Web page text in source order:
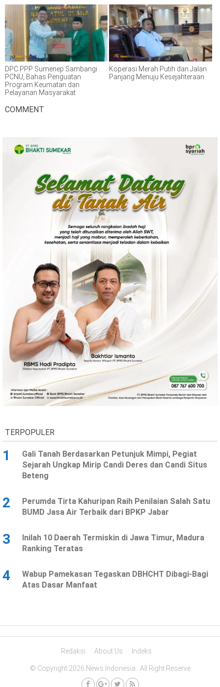
DPC PPP Sumenep Sambangi
PCNU, Bahas Penguatan
Program Keumatan dan
Pelayanan Masyarakat
Koperasi Merah Putih dan Jalan
Panjang Menuju Kesejahteraan
COMMENT
TERPOPULER
1
Gali Tanah Berdasarkan Petunjuk Mimpi, Pegiat
Sejarah Ungkap Mirip Candi Deres dan Candi Situs
Beteng
2
Perumda Tirta Kahuripan Raih Penilaian Salah Satu
BUMD Jasa Air Terbaik dari BPKP Jabar
3
Inilah 10 Daerah Termiskin di Jawa Timur, Madura
Ranking Teratas
4
Wabup Pamekasan Tegaskan DBHCHT Dibagi-Bagi
Atas Dasar Manfaat
Redaksi About Us Indeks
© Copyright 2026 News Indonesia . All Right Reserve